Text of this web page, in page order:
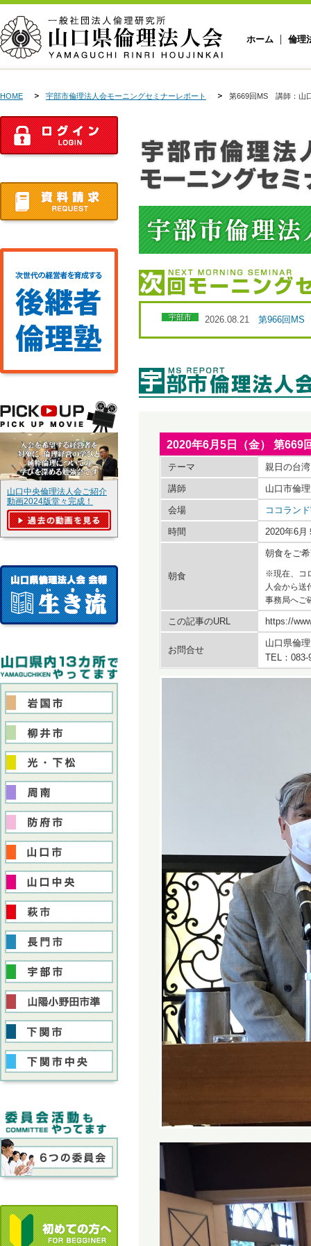
ホーム 倫理
HOME 宇部市倫理法人会モーニングセミナーレポート 第669回MS 講師：山
宇部市 2026.08.21 第966回
2020年6月5日（金） 第
テーマ 親日の台
講師 山口市倫
会場 ココラン
時間 2020年6月
朝食
朝食をご
※現在、コ
人会から送
事務局へご
この記事のURL https://
お問合せ
山口県倫
TEL：
山口中央倫理法人会ご紹介
動画2024版堂々完成！